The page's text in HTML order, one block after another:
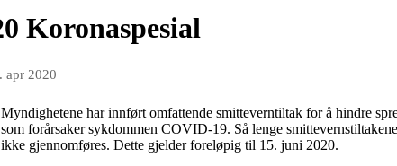
Koronaspesial
apr 2020
Myndighetene har innført omfattende smitteverntiltak for å hindre
som forårsaker sykdommen COVID-19. Så lenge
ikke gjennomføres. Dette gjelder foreløpig til 15. juni 2020.